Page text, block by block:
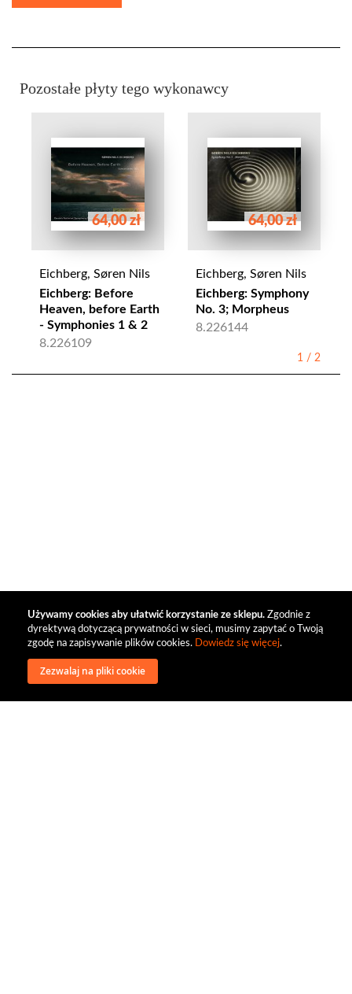
Używamy cookies aby ułatwić korzystanie ze sklepu. Zgodnie z
dyrektywą dotyczącą prywatności w sieci, musimy zapytać o Twoją
zgodę na zapisywanie plików cookies. Dowiedz się więcej.
Zezwalaj na pliki cookie
Pozostałe płyty tego wykonawcy
64,00 zł
Eichberg, Søren Nils
Eichberg: Before
Heaven, before Earth
- Symphonies 1 & 2
8.226109
64,00 zł
Eichberg, Søren Nils
Eichberg: Symphony
No. 3; Morpheus
8.226144
1 / 2